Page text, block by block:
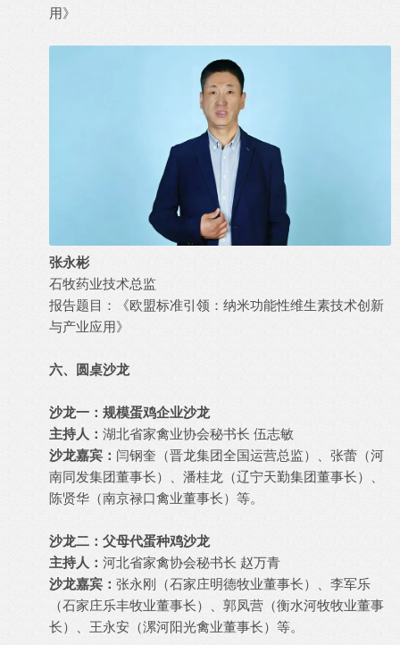
用》
张永彬
石牧药业技术总监
报告题目：《欧盟标准引领：纳米功能性维生素技术创新
与产业应用》
六、圆桌沙龙
沙龙一：规模蛋鸡企业沙龙
主持人： 湖北省家禽业协会秘书长 伍志敏
沙龙嘉宾： 闫钢奎（晋龙集团全国运营总监）、张蕾（河
南同发集团董事长）、潘桂龙（辽宁天勤集团董事长）、
陈贤华（南京禄口禽业董事长）等。
沙龙二：父母代蛋种鸡沙龙
主持人： 河北省家禽协会秘书长 赵万青
沙龙嘉宾： 张永刚（石家庄明德牧业董事长）、李军乐
（石家庄乐丰牧业董事长）、郭凤营（衡水河牧牧业董事
长）、王永安（漯河阳光禽业董事长）等。